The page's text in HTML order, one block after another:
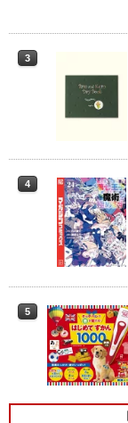
3
4
5